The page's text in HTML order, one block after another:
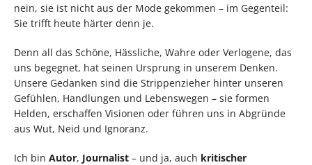
nein, sie ist nicht aus der Mode gekommen – im Gegenteil:
Sie trifft heute härter denn je.
Denn all das Schöne, Hässliche, Wahre oder Verlogene, das
uns begegnet, hat seinen Ursprung in unserem Denken.
Unsere Gedanken sind die Strippenzieher hinter unseren
Gefühlen, Handlungen und Lebenswegen – sie formen
Helden, erschaffen Visionen oder führen uns in Abgründe
aus Wut, Neid und Ignoranz.
Ich bin Autor, Journalist – und ja, auch kritischer